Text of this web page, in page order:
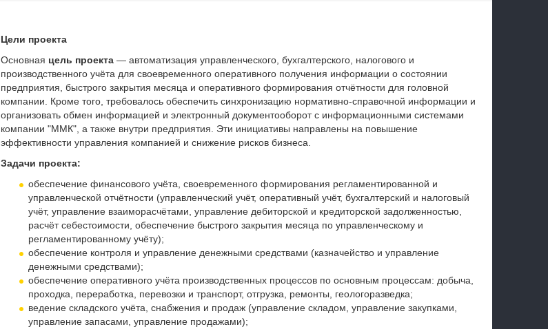
Цели проекта
Основная цель проекта— автоматизация управленческого, бухгалтерского, налогового и
производственного учёта для своевременного оперативного получения информации о состоянии
предприятия, быстрого закрытия месяца и оперативного формирования отчётности для головной
компании. Кроме того, требовалось обеспечить синхронизацию нормативно-справочной информации и
организовать обмен информацией и электронный документооборот с информационными системами
компании "ММК", а также внутри предприятия. Эти инициативы направлены на повышение
эффективности управления компанией и снижение рисков бизнеса.
Задачи проекта:
обеспечение финансового учёта, своевременного формирования регламентированной и
управленческой отчётности (управленческий учёт, оперативный учёт, бухгалтерский и налоговый
учёт, управление взаиморасчётами, управление дебиторской и кредиторской задолженностью,
расчёт себестоимости, обеспечение быстрого закрытия месяца по управленческому и
регламентированному учёту);
обеспечение контроля и управление денежными средствами (казначейство и управление
денежными средствами);
обеспечение оперативного учёта производственных процессов по основным процессам: добыча,
проходка, переработка, перевозки и транспорт, отгрузка, ремонты, геологоразведка;
ведение складского учёта, снабжения и продаж (управление складом, управление закупками,
управление запасами, управление продажами);